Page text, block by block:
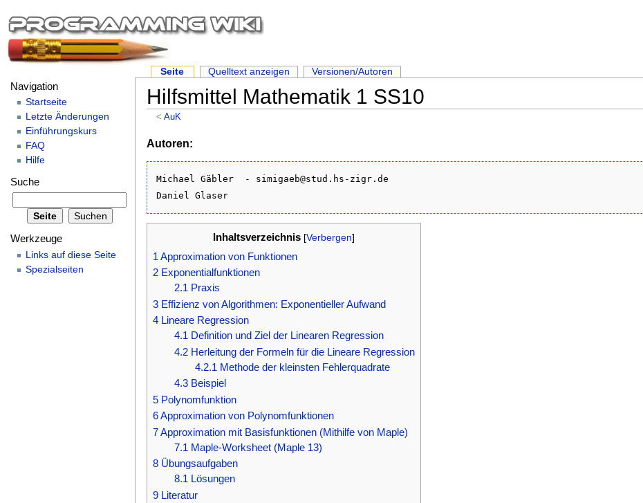
Hilfsmittel Mathematik 1 SS10
< AuK
Autoren:
Michael Gäbler  - simigaeb@stud.hs-zigr.de
Inhaltsverzeichnis [Verbergen]
1 Approximation von Funktionen
2 Exponentialfunktionen
2.1 Praxis
3 Effizienz von Algorithmen: Exponentieller Aufwand
4 Lineare Regression
4.1 Definition und Ziel der Linearen Regression
4.2 Herleitung der Formeln für die Lineare Regression
4.2.1 Methode der kleinsten Fehlerquadrate
4.3 Beispiel
5 Polynomfunktion
6Approximation von Polynomfunktionen
7Approximation mit Basisfunktionen (Mithilfe von Maple)
7.1 Maple-Worksheet (Maple 13)
8 Übungsaufgaben
8.1 Lösungen
9 Literatur
Seite Quelltext anzeigen Versionen/Autoren
Navigation
Startseite
Letzte Änderungen
Einführungskurs
FAQ
Hilfe
Suche
Werkzeuge
Links auf diese Seite
Spezialseiten